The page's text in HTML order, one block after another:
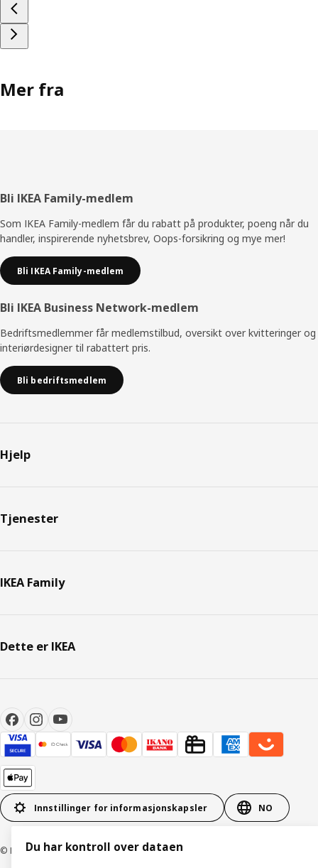
Mer fra
Bunntekst
Bli IKEA Family-medlem
Som IKEA Family-medlem får du rabatt på produkter, poeng når du
handler, inspirerende nyhetsbrev, Oops-forsikring og mye mer!
Bli IKEA Family-medlem
Bli IKEA Business Network-medlem
Bedriftsmedlemmer får medlemstilbud, oversikt over kvitteringer og
interiørdesigner til rabattert pris.
Bli bedriftsmedlem
Hjelp
Tjenester
IKEA Family
Dette er IKEA
Innstillinger for informasjonskapsler NO
© Inter IKEA Systems B.V. 1999–2026
Du har kontroll over dataen